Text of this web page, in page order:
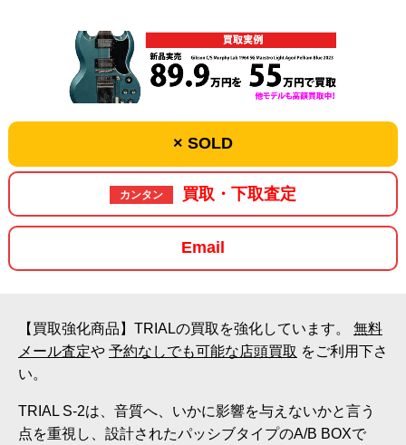
× SOLD
カンタン 買取・下取査定
Email
【買取強化商品】TRIALの買取を強化しています。 無料
メール査定や 予約なしでも可能な店頭買取 をご利用下さ
い。
TRIAL S-2は、音質へ、いかに影響を与えないかと言う
点を重視し、設計されたパッシブタイプのA/B BOXで